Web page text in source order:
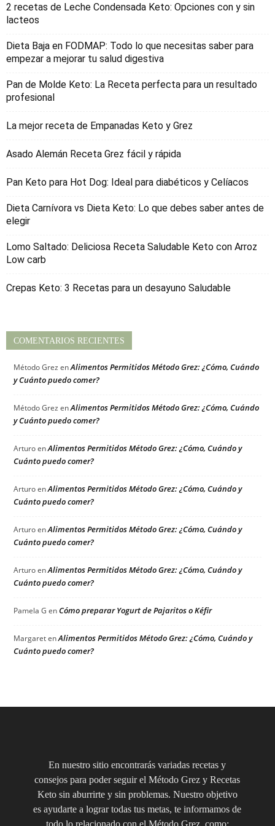
2 recetas de Leche Condensada Keto: Opciones con y sin
lacteos
Dieta Baja en FODMAP: Todo lo que necesitas saber para
empezar a mejorar tu salud digestiva
Pan de Molde Keto: La Receta perfecta para un resultado
profesional
La mejor receta de Empanadas Keto y Grez
Asado Alemán Receta Grez fácil y rápida
Pan Keto para Hot Dog: Ideal para diabéticos y Celíacos
Dieta Carnívora vs Dieta Keto: Lo que debes saber antes de
elegir
Lomo Saltado: Deliciosa Receta Saludable Keto con Arroz
Low carb
Crepas Keto: 3 Recetas para un desayuno Saludable
COMENTARIOS RECIENTES
Método Grez enAlimentos Permitidos Método Grez: ¿Cómo, Cuándo
y Cuánto puedo comer?
Método Grez enAlimentos Permitidos Método Grez: ¿Cómo, Cuándo
y Cuánto puedo comer?
ArturoenAlimentos Permitidos Método Grez: ¿Cómo, Cuándo y
Cuánto puedo comer?
ArturoenAlimentos Permitidos Método Grez: ¿Cómo, Cuándo y
Cuánto puedo comer?
ArturoenAlimentos Permitidos Método Grez: ¿Cómo, Cuándo y
Cuánto puedo comer?
ArturoenAlimentos Permitidos Método Grez: ¿Cómo, Cuándo y
Cuánto puedo comer?
Pamela G enCómo preparar Yogurt de Pajaritos o Kéfir
MargaretenAlimentos Permitidos Método Grez: ¿Cómo, Cuándo y
Cuánto puedo comer?
En nuestro sitio encontrarás variadas recetas y
consejos para poder seguir el Método Grez y Recetas
Keto sin aburrirte y sin problemas. Nuestro objetivo
es ayudarte a lograr todas tus metas, te informamos de